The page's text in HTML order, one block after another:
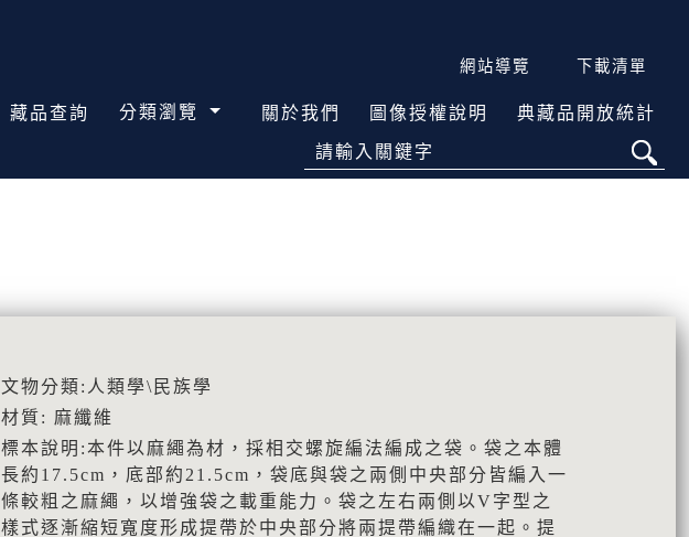
網站導覽 下載清單
藏品查詢 分類瀏覽 關於我們 圖像授權說明 典藏品開放統計
請輸入關鍵字
文物分類:人類學\民族學
材質: 麻纖維
標本說明:本件以麻繩為材，採相交螺旋編法編成之袋。袋之本體
長約17.5cm，底部約21.5cm，袋底與袋之兩側中央部分皆編入一
條較粗之麻繩，以增強袋之載重能力。袋之左右兩側以V字型之
樣式逐漸縮短寬度形成提帶於中央部分將兩提帶編織在一起。提